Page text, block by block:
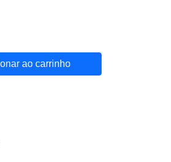
ao carrinho